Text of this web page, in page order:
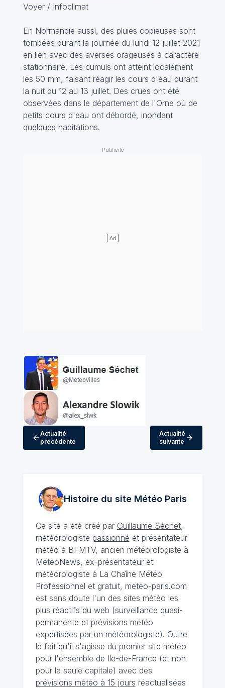
Voyer / Infoclimat
En Normandie aussi, des pluies copieuses sont
tombées durant la journée du lundi 12 juillet 2021
en lien avec des averses orageuses à caractère
stationnaire. Les cumuls ont atteint localement
les 50 mm, faisant réagir les cours d'eau durant
la nuit du 12 au 13 juillet. Des crues ont été
observées dans le département de l'Orne où de
petits cours d'eau ont débordé, inondant
quelques habitations.
Actualité
précédente
Actualité
suivante
Histoire du site MétéoParis
Ce site a été créé par Guillaume Séchet,
météorologiste passionné et présentateur
météo à BFMTV, ancien météorologiste à
MeteoNews, ex-présentateur et
météorologiste à La Chaîne Météo
Professionnel et gratuit, meteo-paris.com
est sans doute l'un des sites météo les
plus réactifs du web (surveillance quasi-
permanente et prévisions météo
expertisées par un météorologiste). Outre
le fait qu'il s'agisse du premier site météo
pour l'ensemble de Ile-de-France (et non
pour la seule capitale) avec des
prévisions météo à 15 jours réactualisées